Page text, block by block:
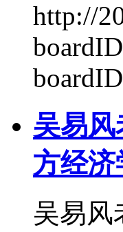
http://
吴易
方经
吴易风